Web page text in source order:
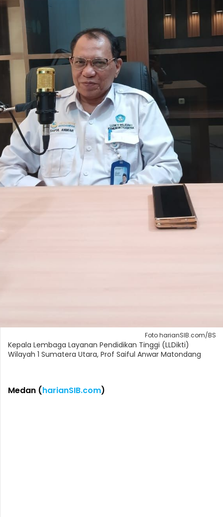
Foto harianSIB.com/BS
Kepala Lembaga Layanan Pendidikan Tinggi (LLDikti)
Wilayah 1 Sumatera Utara, Prof Saiful Anwar Matondang
Medan (harianSIB.com)